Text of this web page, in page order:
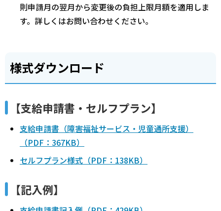
則申請月の翌月から変更後の負担上限月額を適用しま
す。詳しくはお問い合わせください。
様式ダウンロード
【支給申請書・セルフプラン】
支給申請書（障害福祉サービス・児童通所支援）
（PDF：367KB）
セルフプラン様式（PDF：138KB）
【記入例】